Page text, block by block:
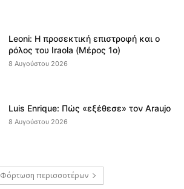
Leoni: Η προσεκτική επιστροφή και ο
ρόλος του Iraola (Μέρος 1ο)
8 Αυγούστου 2026
Luis Enrique: Πώς «εξέθεσε» τον Araujo
8 Αυγούστου 2026
Φόρτωση περισσοτέρων